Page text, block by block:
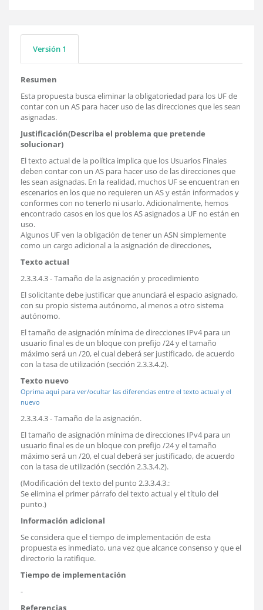
Versión 1
Resumen
Esta propuesta busca eliminar la obligatoriedad para los UF de
contar con un AS para hacer uso de las direcciones que les sean
asignadas.
Justificación(Describa el problema que pretende
solucionar)
El texto actual de la política implica que los Usuarios Finales
deben contar con un AS para hacer uso de las direcciones que
les sean asignadas. En la realidad, muchos UF se encuentran en
escenarios en los que no requieren un AS y están informados y
conformes con no tenerlo ni usarlo. Adicionalmente, hemos
encontrado casos en los que los AS asignados a UF no están en
uso.
Algunos UF ven la obligación de tener un ASN simplemente
como un cargo adicional a la asignación de direcciones,
Texto actual
2.3.3.4.3 - Tamaño de la asignación y procedimiento
El solicitante debe justificar que anunciará el espacio asignado,
con su propio sistema autónomo, al menos a otro sistema
autónomo.
El tamaño de asignación mínima de direcciones IPv4 para un
usuario final es de un bloque con prefijo /24 y el tamaño
máximo será un /20, el cual deberá ser justificado, de acuerdo
con la tasa de utilización (sección 2.3.3.4.2).
Texto nuevo
Oprima aquí para ver/ocultar las diferencias entre el texto actual y el
nuevo
2.3.3.4.3 - Tamaño de la asignación.
El tamaño de asignación mínima de direcciones IPv4 para un
usuario final es de un bloque con prefijo /24 y el tamaño
máximo será un /20, el cual deberá ser justificado, de acuerdo
con la tasa de utilización (sección 2.3.3.4.2).
(Modificación del texto del punto 2.3.3.4.3.:
Se elimina el primer párrafo del texto actual y el título del
punto.)
Información adicional
Se considera que el tiempo de implementación de esta
propuesta es inmediato, una vez que alcance consenso y que el
directorio la ratifique.
Tiempo de implementación
-
Referencias